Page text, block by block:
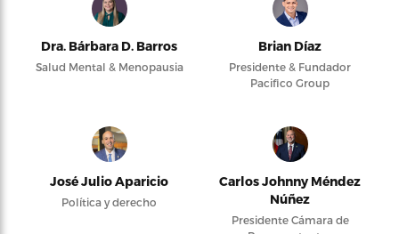
Dra. Bárbara D. Barros
Salud Mental & Menopausia
Brian Díaz
Presidente & Fundador
Pacifico Group
José Julio Aparicio
Política y derecho
Carlos Johnny Méndez
Núñez
Presidente Cámara de